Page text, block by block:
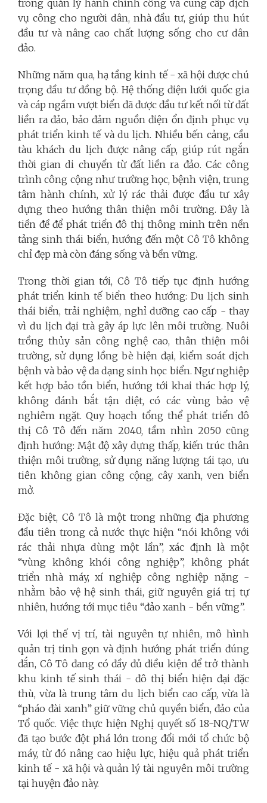
trong quản lý hành chính công và cung cấp dịch
vụ công cho người dân, nhà đầu tư, giúp thu hút
đầu tư và nâng cao chất lượng sống cho cư dân
đảo.
Những năm qua, hạ tầng kinh tế - xã hội được chú
trọng đầu tư đồng bộ. Hệ thống điện lưới quốc gia
và cáp ngầm vượt biển đã được đầu tư kết nối từ đất
liền ra đảo, bảo đảm nguồn điện ổn định phục vụ
phát triển kinh tế và du lịch. Nhiều bến cảng, cầu
tàu khách du lịch được nâng cấp, giúp rút ngắn
thời gian di chuyển từ đất liền ra đảo. Các công
trình công cộng như trường học, bệnh viện, trung
tâm hành chính, xử lý rác thải được đầu tư xây
dựng theo hướng thân thiện môi trường. Đây là
tiền đề để phát triển đô thị thông minh trên nền
tảng sinh thái biển, hướng đến một Cô Tô không
chỉ đẹp mà còn đáng sống và bền vững.
Trong thời gian tới, Cô Tô tiếp tục định hướng
phát triển kinh tế biển theo hướng: Du lịch sinh
thái biển, trải nghiệm, nghỉ dưỡng cao cấp - thay
vì du lịch đại trà gây áp lực lên môi trường. Nuôi
trồng thủy sản công nghệ cao, thân thiện môi
trường, sử dụng lồng bè hiện đại, kiểm soát dịch
bệnh và bảo vệ đa dạng sinh học biển. Ngư nghiệp
kết hợp bảo tồn biển, hướng tới khai thác hợp lý,
không đánh bắt tận diệt, có các vùng bảo vệ
nghiêm ngặt. Quy hoạch tổng thể phát triển đô
thị Cô Tô đến năm 2040, tầm nhìn 2050 cũng
định hướng: Mật độ xây dựng thấp, kiến trúc thân
thiện môi trường, sử dụng năng lượng tái tạo, ưu
tiên không gian công cộng, cây xanh, ven biển
mở.
Đặc biệt, Cô Tô là một trong những địa phương
đầu tiên trong cả nước thực hiện “nói không với
rác thải nhựa dùng một lần”, xác định là một
“vùng không khói công nghiệp”, không phát
triển nhà máy, xí nghiệp công nghiệp nặng -
nhằm bảo vệ hệ sinh thái, giữ nguyên giá trị tự
nhiên, hướng tới mục tiêu “đảo xanh - bền vững”.
Với lợi thế vị trí, tài nguyên tự nhiên, mô hình
quản trị tinh gọn và định hướng phát triển đúng
đắn, Cô Tô đang có đầy đủ điều kiện để trở thành
khu kinh tế sinh thái - đô thị biển hiện đại đặc
thù, vừa là trung tâm du lịch biển cao cấp, vừa là
“pháo đài xanh” giữ vững chủ quyền biển, đảo của
Tổ quốc. Việc thực hiện Nghị quyết số 18-NQ/TW
đã tạo bước đột phá lớn trong đổi mới tổ chức bộ
máy, từ đó nâng cao hiệu lực, hiệu quả phát triển
kinh tế - xã hội và quản lý tài nguyên môi trường
tại huyện đảo này.